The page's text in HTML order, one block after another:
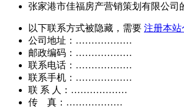
张家港市佳福房产营销策划有限公司
以下联系方式被隐藏，需要 注册本站
公司地址：………………
邮政编码：………………
联系电话：………………
联系手机：………………
联 系 人：………………
传 真：………………